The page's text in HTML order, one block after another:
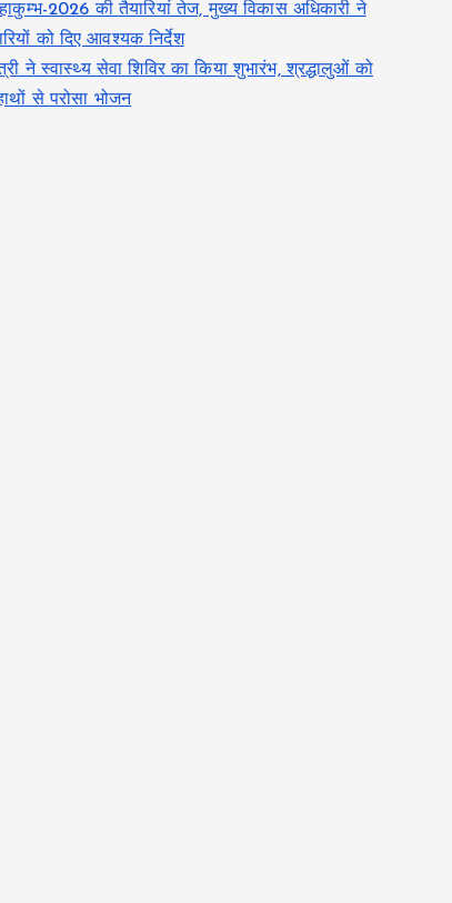
2026 की तैयारियां तेज, मुख्य विकास अधिकारी ने
को दिए आवश्यक निर्देश
ने स्वास्थ्य सेवा शिविर का किया शुभारंभ, श्रद्धालुओं को
से परोसा भोजन